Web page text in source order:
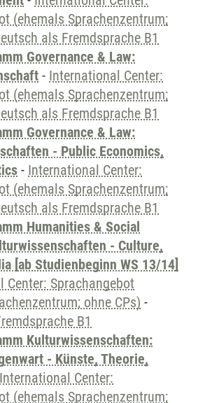
(ehemals Sprachenzentrum;
als Fremdsprache B1
Governance & Law:
- International Center:
(ehemals Sprachenzentrum;
als Fremdsprache B1
Governance & Law:
- Public Economics,
- International Center:
(ehemals Sprachenzentrum;
als Fremdsprache B1
Humanities & Social
- Culture,
[ab Studienbeginn WS 13/14]
Center: Sprachangebot
ohne CPs) -
B1
Kulturwissenschaften:
- Künste, Theorie,
International Center:
(ehemals Sprachenzentrum;